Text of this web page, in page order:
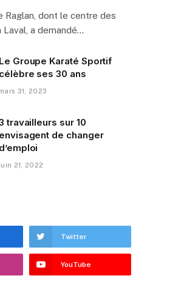
Raglan, dont le centre des
a demandé…
Le Groupe Karaté Sportif
célèbre ses 30 ans
mars 31, 2023
travailleurs sur 10
envisagent de changer
d’emploi
juin 21, 2022
Twitter
YouTube